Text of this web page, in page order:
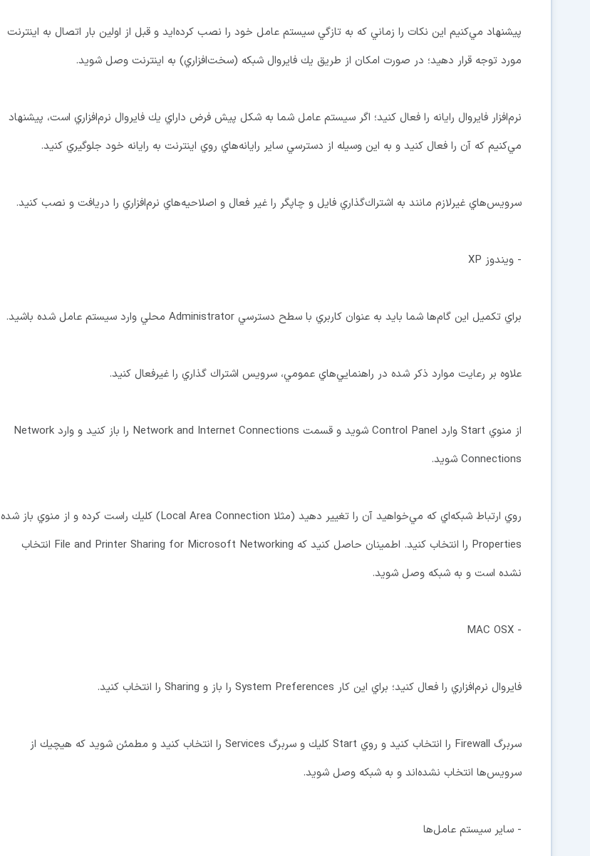
پيشنهاد مي‌كنيم اين نكات را زماني كه به تازگي سيستم عامل خود را نصب كرده‌ايد و قبل از اولين بار اتصال به اينترنت
مورد توجه قرار دهيد؛ در صورت امكان از طريق يك فايروال شبكه (سخت‌افزاري) به اينترنت وصل شويد.
نرم‌افزار فايروال رايانه را فعال كنيد؛ اگر سيستم عامل شما به شكل پيش فرض داراي يك فايروال نرم‌افزاري است، پيشنهاد
مي‌كنيم كه آن را فعال كنيد و به اين وسيله از دسترسي ساير رايانه‌هاي روي اينترنت به رايانه خود جلوگيري كنيد.
سرويس‌هاي غيرلازم مانند به اشتراك‌گذاري فايل و چاپگر را غير فعال و اصلاحيه‌هاي نرم‌افزاري را دريافت و نصب كنيد.
- ويندوز XP
براي تكميل اين گام‌ها شما بايد به عنوان كاربري با سطح دسترسي Administrator محلي وارد سيستم عامل شده باشيد.
علاوه بر رعايت موارد ذكر شده در راهنمايي‌هاي عمومي، سرويس اشتراك گذاري را غيرفعال كنيد.
از منوي Start وارد Control Panel شويد و قسمت Network and Internet Connections را باز كنيد و وارد Network
Connections شويد.
روي ارتباط شبكه‌اي كه مي‌خواهيد آن را تغيير دهيد (مثلا Local Area Connection) كليك راست كرده و از منوي باز شده
Properties را انتخاب كنيد. اطمينان حاصل كنيد كه File and Printer Sharing for Microsoft Networking انتخاب
نشده است و به شبكه وصل شويد.
- MAC OSX
فايروال نرم‌افزاري را فعال كنيد؛ براي اين كار System Preferences را باز و Sharing را انتخاب كنيد.
سربرگ Firewall را انتخاب كنيد و روي Start كليك و سربرگ Services را انتخاب كنيد و مطمئن شويد كه هيچيك از
سرويس‌ها انتخاب نشده‌اند و به شبكه وصل شويد.
- ساير سيستم عامل‌ها